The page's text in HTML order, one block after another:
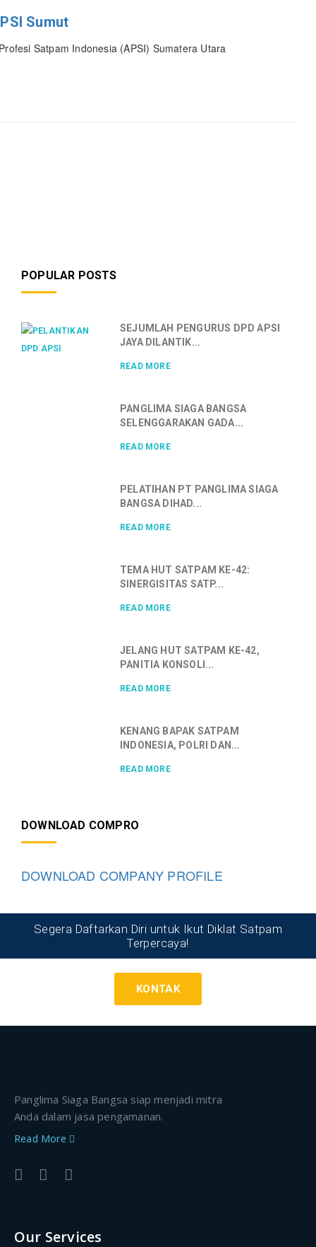
Sumut
Satpam Indonesia (APSI) Sumatera Utara
POPULAR POSTS
SEJUMLAH PENGURUS DPD APSI
JAYA DILANTIK...
READ MORE
PANGLIMA SIAGA BANGSA
SELENGGARAKAN GADA...
READ MORE
PELATIHAN PT PANGLIMA SIAGA
BANGSA DIHAD...
READ MORE
TEMA HUT SATPAM KE-42:
SINERGISITAS SATP...
READ MORE
JELANG HUT SATPAM KE-42,
PANITIA KONSOLI...
READ MORE
KENANG BAPAK SATPAM
INDONESIA, POLRI DAN...
READ MORE
DOWNLOAD COMPRO
DOWNLOAD COMPANY PROFILE
Segera Daftarkan Diri untuk Ikut Diklat Satpam
Terpercaya!
KONTAK
Panglima Siaga Bangsa siap menjadi mitra
Anda dalam jasa pengamanan.
Read More
Our Services